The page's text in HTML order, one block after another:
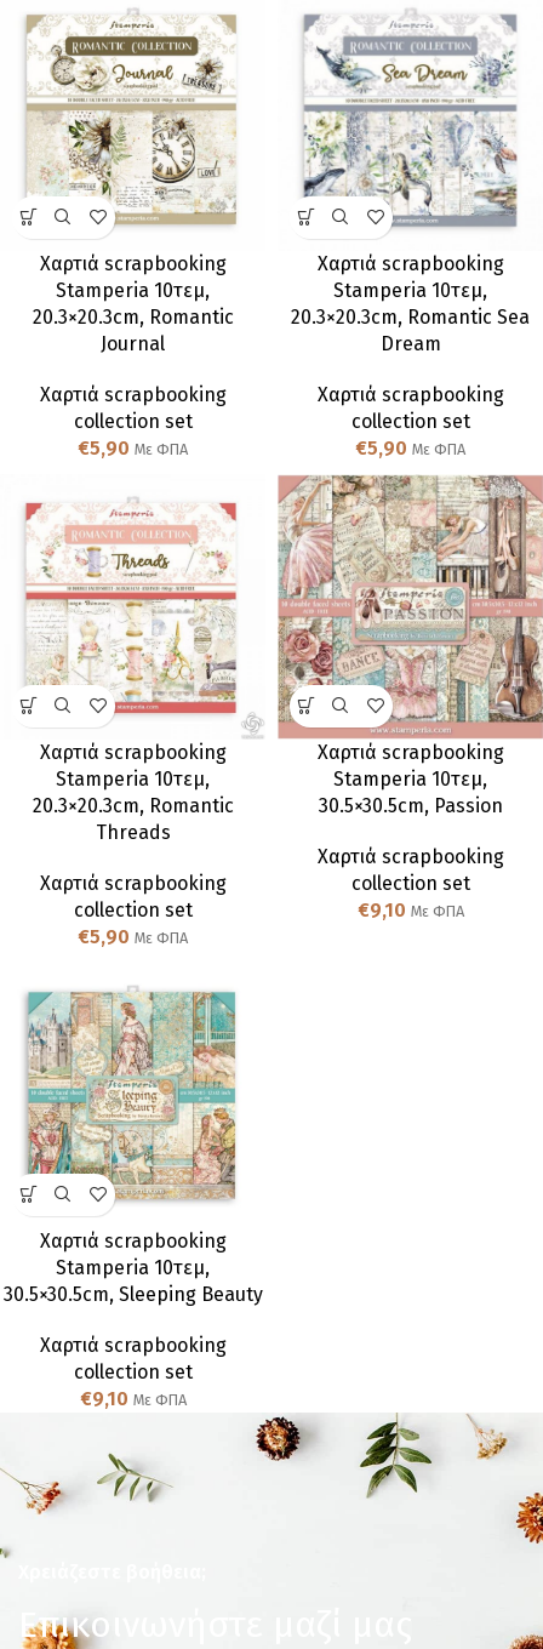
Χαρτιά scrapbooking
Stamperia 10τεμ,
20.3×20.3cm, Romantic
Journal
Χαρτιά scrapbooking
collection set
€5,90 Με ΦΠΑ
Χαρτιά scrapbooking
Stamperia 10τεμ,
20.3×20.3cm, Romantic Sea
Dream
Χαρτιά scrapbooking
collection set
€5,90 Με ΦΠΑ
Χαρτιά scrapbooking
Stamperia 10τεμ,
20.3×20.3cm, Romantic
Threads
Χαρτιά scrapbooking
collection set
€5,90 Με ΦΠΑ
Χαρτιά scrapbooking
Stamperia 10τεμ,
30.5×30.5cm, Passion
Χαρτιά scrapbooking
collection set
€9,10 Με ΦΠΑ
Χαρτιά scrapbooking
Stamperia 10τεμ,
30.5×30.5cm, Sleeping Beauty
Χαρτιά scrapbooking
collection set
€9,10 Με ΦΠΑ
Επικοινωνήστε μαζί μας